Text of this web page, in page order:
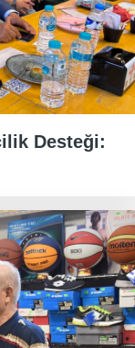
Desteği: